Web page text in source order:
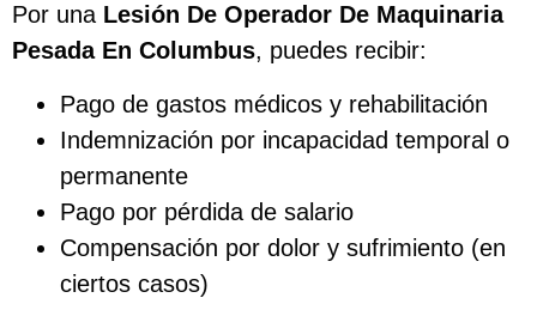
Por una Lesión De Operador De Maquinaria
Pesada En Columbus, puedes recibir:
Pago de gastos médicos y rehabilitación
Indemnización por incapacidad temporal o
permanente
Pago por pérdida de salario
Compensación por dolor y sufrimiento (en
ciertos casos)